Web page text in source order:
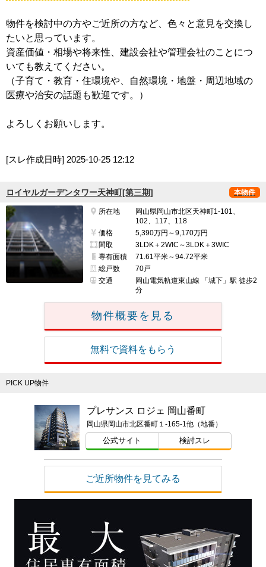
物件を検討中の方やご近所の方など、色々と意見を交換し
たいと思っています。
資産価値・相場や将来性、建設会社や管理会社のことにつ
いても教えてください。
（子育て・教育・住環境や、自然環境・地盤・周辺地域の
医療や治安の話題も歓迎です。）
よろしくお願いします。
[スレ作成日時] 2025-10-25 12:12
ロイヤルガーデンタワー天神町[第三期] 本物件
所在地
岡山県岡山市北区天神町1-101、
102、117、118
価格
5,390万円～9,170万円
間取
3LDK＋2WIC～3LDK＋3WIC
専有面積
71.61平米～94.72平米
総戸数
70戸
交通
岡山電気軌道東山線 「城下」駅 徒歩2
分
物件概要を見る
無料で資料をもらう
PICK UP物件
プレサンス ロジェ 岡山番町
岡山県岡山市北区番町１-165-1他（地番）
公式サイト 検討スレ
ご近所物件を見てみる